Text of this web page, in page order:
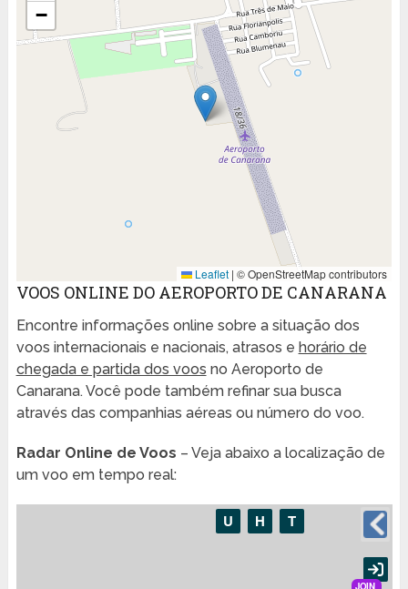
−
Leaflet | © OpenStreetMap contributors
VOOS ONLINE DO AEROPORTO DE CANARANA
Encontre informações online sobre a situação dos
voos internacionais e nacionais, atrasos e horário de
chegada e partida dos voos no Aeroporto de
Canarana. Você pode também refinar sua busca
através das companhias aéreas ou número do voo.
Radar Online de Voos – Veja abaixo a localização de
um voo em tempo real: